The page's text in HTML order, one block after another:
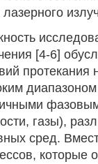
[4-6]
протекания
диапазоном
газы),
сред.
которые